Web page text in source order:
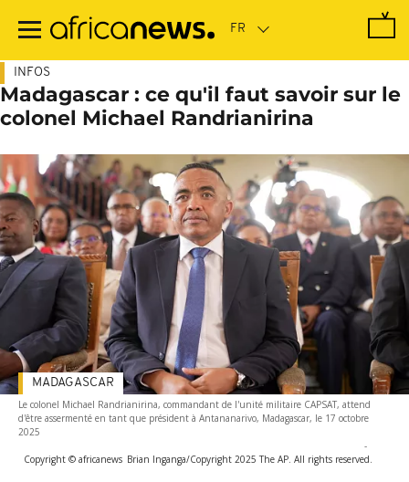
contenu
INFOS
Madagascar : ce qu'il faut savoir sur le
colonel Michael Randrianirina
Le colonel Michael Randrianirina, commandant de l'unité militaire CAPSAT, attend
d'être assermenté en tant que président à Antananarivo, Madagascar, le 17 octobre
2025
-
Copyright © africanews Brian Inganga/Copyright 2025 The AP. All rights reserved.
MADAGASCAR